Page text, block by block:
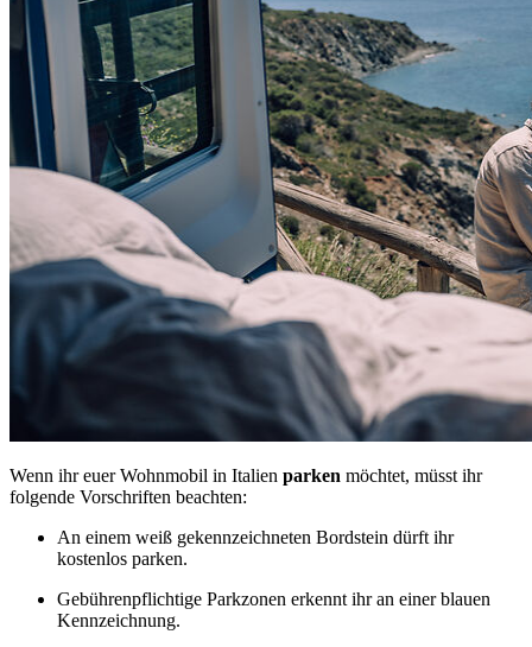
Wenn ihr euer Wohnmobil in Italien parken möchtet, müsst ihr
folgende Vorschriften beachten:
An einem weiß gekennzeichneten Bordstein dürft ihr
kostenlos parken.
Gebührenpflichtige Parkzonen erkennt ihr an einer blauen
Kennzeichnung.